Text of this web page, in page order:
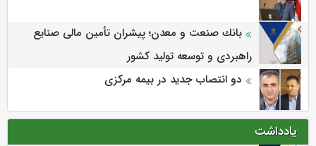
بانك صنعت و معدن؛ پیشران تأمین مالی صنایع
راهبردی و توسعه تولید كشور
دو انتصاب جدید در بیمه مرکزی
یادداشت